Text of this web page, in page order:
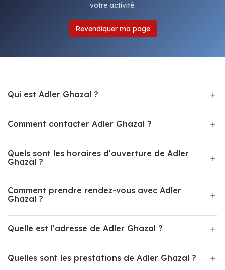
votre activité.
Revendiquer ma page
Qui est Adler Ghazal ?
Comment contacter Adler Ghazal ?
Quels sont les horaires d'ouverture de Adler
Ghazal ?
Comment prendre rendez-vous avec Adler
Ghazal ?
Quelle est l'adresse de Adler Ghazal ?
Quelles sont les prestations de Adler Ghazal ?